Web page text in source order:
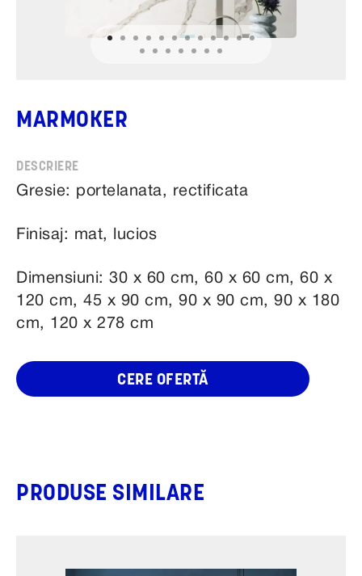
MARMOKER
Gresie: portelanata, rectificata
Finisaj: mat, lucios
Dimensiuni: 30 x 60 cm, 60 x 60 cm, 60 x
120 cm, 45 x 90 cm, 90 x 90 cm, 90 x 180
cm, 120 x 278 cm
CERE OFERTĂ
PRODUSE SIMILARE